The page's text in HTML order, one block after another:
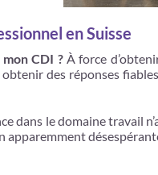
en Suisse
CDI ?À force
des réponses
dans le domaine travail
apparemment